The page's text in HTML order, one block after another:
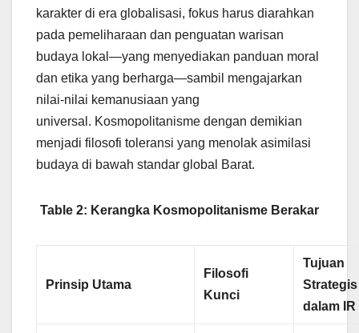
karakter di era globalisasi, fokus harus diarahkan
pada pemeliharaan dan penguatan warisan
budaya lokal—yang menyediakan panduan moral
dan etika yang berharga—sambil mengajarkan
nilai-nilai kemanusiaan yang
universal. Kosmopolitanisme dengan demikian
menjadi filosofi toleransi yang menolak asimilasi
budaya di bawah standar global Barat.
Table 2: Kerangka Kosmopolitanisme Berakar
Prinsip Utama
Filosofi
Kunci
Tujuan
Strategis
dalam IR